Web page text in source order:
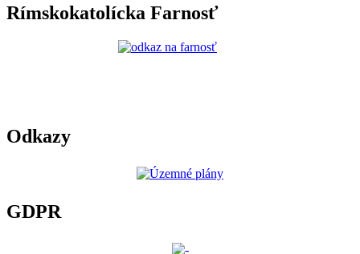
Rímskokatolícka Farnosť
Odkazy
GDPR